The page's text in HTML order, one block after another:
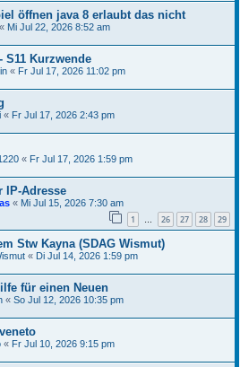
öffnen java 8 erlaubt das nicht
« Mi Jul 22, 2026 8:52 am
Kurzwende
« Fr Jul 17, 2026 11:02 pm
« Fr Jul 17, 2026 2:43 pm
« Fr Jul 17, 2026 1:59 pm
IP-Adresse
« Mi Jul 15, 2026 7:30 am
1 … 26 27 28 29
Stw Kayna (SDAG Wismut)
« Di Jul 14, 2026 1:59 pm
für einen Neuen
« So Jul 12, 2026 10:35 pm
« Fr Jul 10, 2026 9:15 pm